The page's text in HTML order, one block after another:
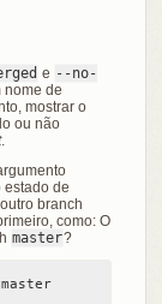
e --no-
nome de
mostrar o
ou não
.
de
branch
como: O
master?